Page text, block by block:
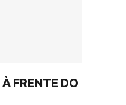
FRENTE DO